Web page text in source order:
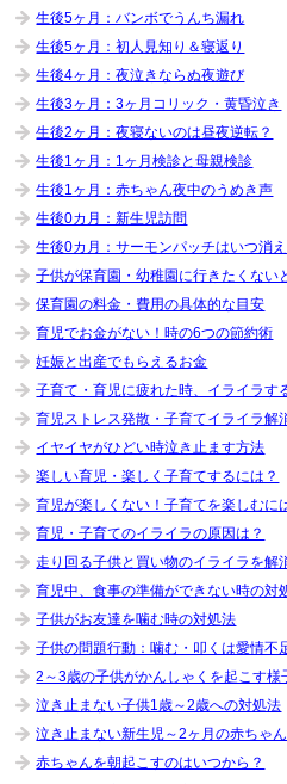
生後5ヶ月：バンボでうんち漏れ
生後5ヶ月：初人見知り＆寝返り
生後4ヶ月：夜泣きならぬ夜遊び
生後3ヶ月：3ヶ月コリック・黄昏泣き
生後2ヶ月：夜寝ないのは昼夜逆転？
生後1ヶ月：1ヶ月検診と母親検診
生後1ヶ月：赤ちゃん夜中のうめき声
生後0カ月：新生児訪問
生後0カ月：サーモンパッチはいつ消え
子供が保育園・幼稚園に行きたくない
保育園の料金・費用の具体的な目安
育児でお金がない！時の6つの節約術
妊娠と出産でもらえるお金
子育て・育児に疲れた時、イライラす
育児ストレス発散・子育てイライラ解
イヤイヤがひどい時泣き止ます方法
楽しい育児・楽しく子育てするには？
育児が楽しくない！子育てを楽しむに
育児・子育てのイライラの原因は？
走り回る子供と買い物のイライラを解
育児中、食事の準備ができない時の対
子供がお友達を噛む時の対処法
子供の問題行動：噛む・叩くは愛情不
2～3歳の子供がかんしゃくを起こす様
泣き止まない子供1歳～2歳への対処法
泣き止まない新生児～2ヶ月の赤ちゃ
赤ちゃんを朝起こすのはいつから？